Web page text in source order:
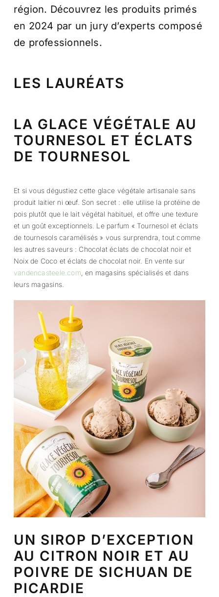
région. Découvrez les produits primés
en 2024 par un jury d’experts composé
de professionnels.
LES LAURÉATS
LA GLACE VÉGÉTALE AU
TOURNESOL ET ÉCLATS
DE TOURNESOL
Et si vous dégustiez cette glace végétale artisanale sans
produit laitier ni œuf. Son secret : elle utilise la protéine de
pois plutôt que le lait végétal habituel, et offre une texture
et un goût exceptionnels. Le parfum « Tournesol et éclats
de tournesols caramélisés » vous surprendra, tout comme
les autres saveurs : Chocolat éclats de chocolat noir et
Noix de Coco et éclats de chocolat noir. En vente sur
vandencasteele.com , en magasins spécialisés et dans
leurs magasins.
UN SIROP D’EXCEPTION
AU CITRON NOIR ET AU
POIVRE DE SICHUAN DE
PICARDIE